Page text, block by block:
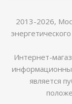
2013-2026,
Интернет-
является